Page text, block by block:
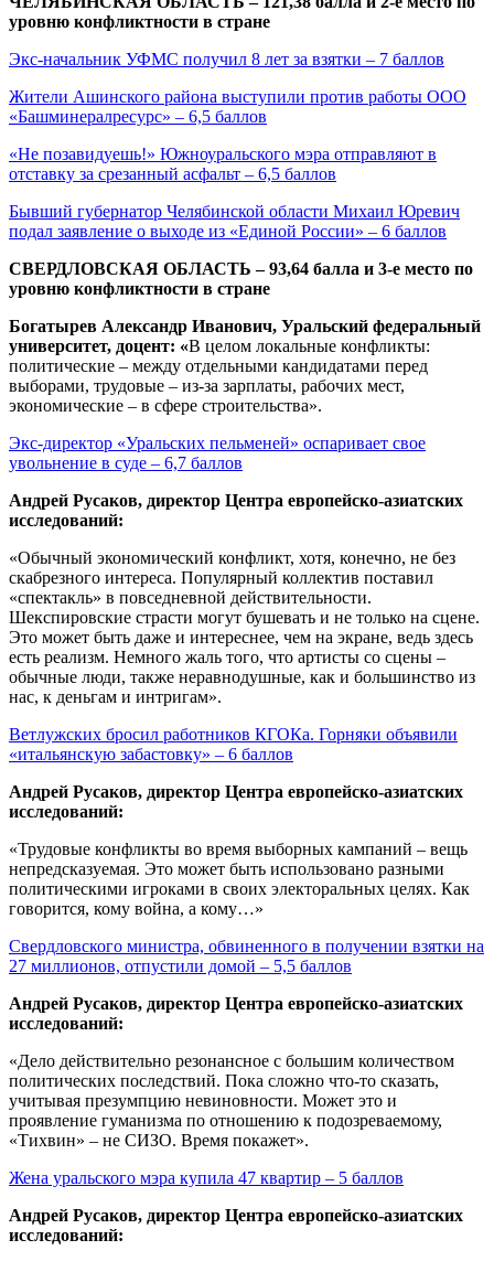
уровню конфликтности в стране
Экс-начальник УФМС получил 8 лет за взятки – 7 баллов
Жители Ашинского района выступили против работы ООО
«Башминералресурс» – 6,5 баллов
«Не позавидуешь!» Южноуральского мэра отправляют в
отставку за срезанный асфальт – 6,5 баллов
Бывший губернатор Челябинской области Михаил Юревич
подал заявление о выходе из «Единой России» – 6 баллов
СВЕРДЛОВСКАЯ ОБЛАСТЬ – 93,64 балла и 3-е место по
уровню конфликтности в стране
Богатырев Александр Иванович, Уральский федеральный
университет, доцент: «В целом локальные конфликты:
политические – между отдельными кандидатами перед
выборами, трудовые – из-за зарплаты, рабочих мест,
экономические – в сфере строительства».
Экс-директор «Уральских пельменей» оспаривает свое
увольнение в суде – 6,7 баллов
Андрей Русаков, директор Центра европейско-азиатских
исследований:
«Обычный экономический конфликт, хотя, конечно, не без
скабрезного интереса. Популярный коллектив поставил
«спектакль» в повседневной действительности.
Шекспировские страсти могут бушевать и не только на сцене.
Это может быть даже и интереснее, чем на экране, ведь здесь
есть реализм. Немного жаль того, что артисты со сцены –
обычные люди, также неравнодушные, как и большинство из
нас, к деньгам и интригам».
Ветлужских бросил работников КГОКа. Горняки объявили
«итальянскую забастовку» – 6 баллов
Андрей Русаков, директор Центра европейско-азиатских
исследований:
«Трудовые конфликты во время выборных кампаний – вещь
непредсказуемая. Это может быть использовано разными
политическими игроками в своих электоральных целях. Как
говорится, кому война, а кому…»
Свердловского министра, обвиненного в получении взятки на
27 миллионов, отпустили домой – 5,5 баллов
Андрей Русаков, директор Центра европейско-азиатских
исследований:
«Дело действительно резонансное с большим количеством
политических последствий. Пока сложно что-то сказать,
учитывая презумпцию невиновности. Может это и
проявление гуманизма по отношению к подозреваемому,
«Тихвин» – не СИЗО. Время покажет».
Жена уральского мэра купила 47 квартир – 5 баллов
Андрей Русаков, директор Центра европейско-азиатских
исследований: